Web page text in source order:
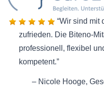
Wir sind mit
zufrieden. Die Biteno-
professionell, flexibel
kompetent.
Nicole Hooge